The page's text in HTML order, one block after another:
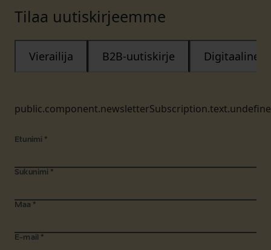
Tilaa uutiskirjeemme
Vierailija B2B-uutiskirje Digitaalinen
Etunimi *
Sukunimi *
Maa *
E-mail *